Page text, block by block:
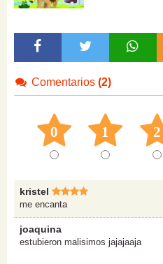
Comentarios (2)
0 1 2
kristel
me encanta
joaquina
estubieron malisimos jajajaaja